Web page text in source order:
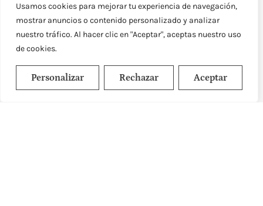
Usamos cookies para mejorar tu experiencia de navegación,
mostrar anuncios o contenido personalizado y analizar
nuestro tráfico. Al hacer clic en "Aceptar", aceptas nuestro uso
de cookies.
Personalizar Rechazar Aceptar